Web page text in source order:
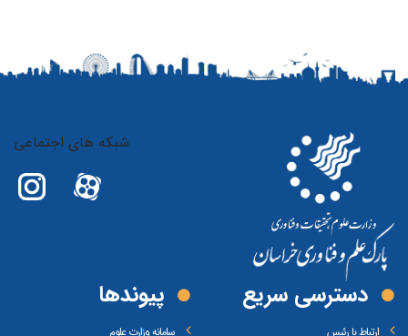
شبکه های اجتماعی
دسترسی سریع
ارتباط با رئیس
پیوند‌ها
سامانه وزارت علوم